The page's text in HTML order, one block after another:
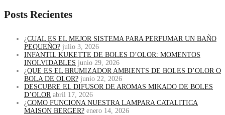
Posts Recientes
¿CUAL ES EL MEJOR SISTEMA PARA PERFUMAR UN BAÑO
PEQUEÑO? julio 3, 2026
INFANTIL KUKETTE DE BOLES D’OLOR: MOMENTOS
INOLVIDABLES junio 29, 2026
¿QUE ES EL BRUMIZADOR AMBIENTS DE BOLES D’OLOR O
BOLA DE OLOR? junio 22, 2026
DESCUBRE EL DIFUSOR DE AROMAS MIKADO DE BOLES
D’OLOR abril 17, 2026
¿COMO FUNCIONA NUESTRA LAMPARA CATALITICA
MAISON BERGER? enero 14, 2026